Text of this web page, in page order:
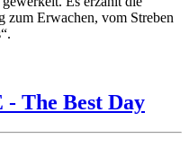
zum Erwachen, vom Streben
The Best Day